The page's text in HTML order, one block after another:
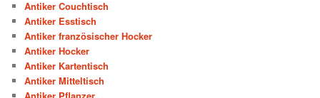
Antiker Couchtisch
Antiker Esstisch
Antiker französischer Hocker
Antiker Hocker
Antiker Kartentisch
Antiker Mitteltisch